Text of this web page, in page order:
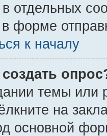
в отдельных
в форме
к началу
темы или
на
основной